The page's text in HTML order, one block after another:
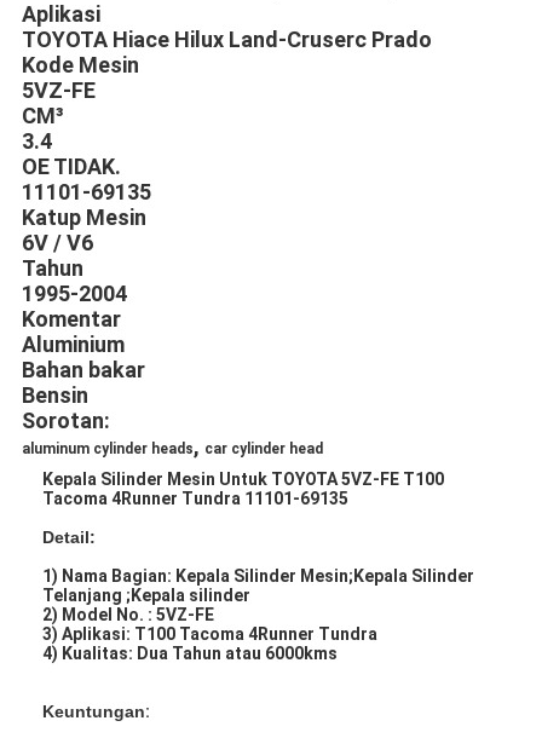
Aplikasi
TOYOTA Hiace Hilux Land-Cruserc Prado
Kode Mesin
5VZ-FE
CM³
3.4
OE TIDAK.
11101-69135
Katup Mesin
6V / V6
Tahun
1995-2004
Komentar
Aluminium
Bahan bakar
Bensin
Sorotan:
aluminum cylinder heads, car cylinder head
Kepala Silinder Mesin Untuk TOYOTA 5VZ-FE T100
Tacoma 4Runner Tundra 11101-69135
Detail:
1) Nama Bagian: Kepala Silinder Mesin;Kepala Silinder
Telanjang ;Kepala silinder
2) Model No. : 5VZ-FE
3) Aplikasi: T100 Tacoma 4Runner Tundra
4) Kualitas: Dua Tahun atau 6000kms
Keuntungan: